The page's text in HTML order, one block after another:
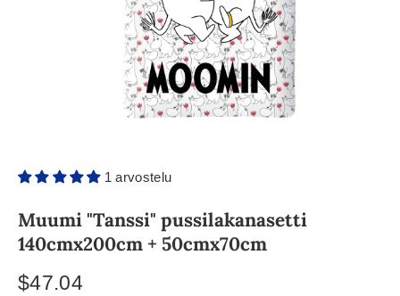
1 arvostelu
Muumi "Tanssi" pussilakanasetti
140cmx200cm + 50cmx70cm
$47.04